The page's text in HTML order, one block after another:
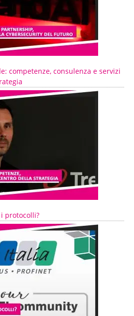
competenze, consulenza e servizi
protocolli?